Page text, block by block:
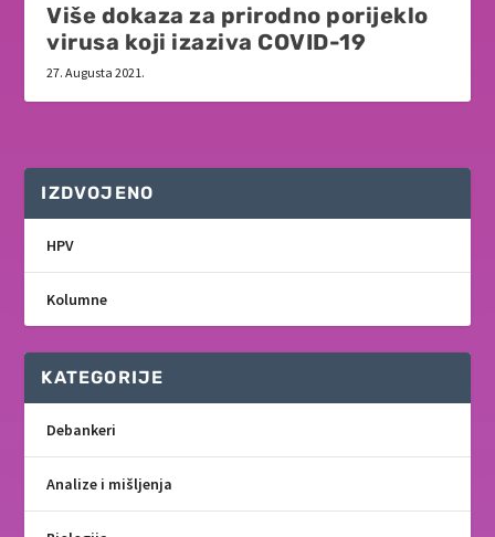
Više dokaza za prirodno porijeklo
virusa koji izaziva COVID-19
27. Augusta 2021.
IZDVOJENO
HPV
Kolumne
KATEGORIJE
Debankeri
Analize i mišljenja